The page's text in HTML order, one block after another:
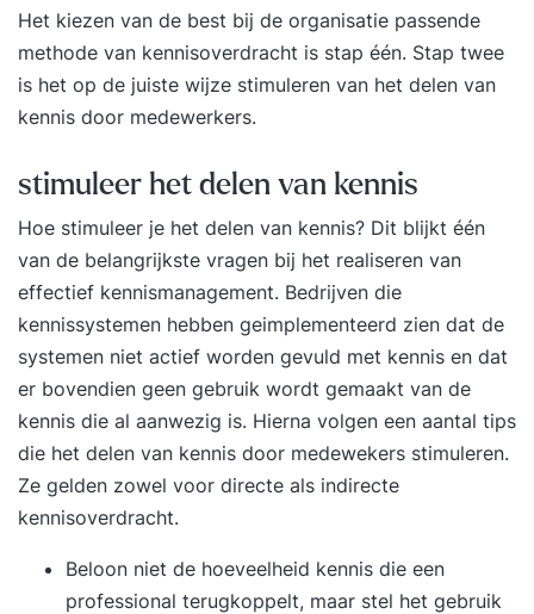
Het kiezen van de best bij de organisatie passende
methode van kennisoverdracht is stap één. Stap twee
is het op de juiste wijze stimuleren van het delen van
kennis door medewerkers.
stimuleer het delen van kennis
Hoe stimuleer je het delen van kennis? Dit blijkt één
van de belangrijkste vragen bij het realiseren van
effectief kennismanagement. Bedrijven die
kennissystemen hebben geimplementeerd zien dat de
systemen niet actief worden gevuld met kennis en dat
er bovendien geen gebruik wordt gemaakt van de
kennis die al aanwezig is. Hierna volgen een aantal tips
die het delen van kennis door medewekers stimuleren.
Ze gelden zowel voor directe als indirecte
kennisoverdracht.
Beloon niet de hoeveelheid kennis die een
professional terugkoppelt, maar stel het gebruik